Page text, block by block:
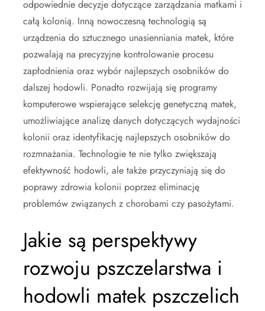
odpowiednie decyzje dotyczące zarządzania matkami i
całą kolonią. Inną nowoczesną technologią są
urządzenia do sztucznego unasienniania matek, które
pozwalają na precyzyjne kontrolowanie procesu
zapłodnienia oraz wybór najlepszych osobników do
dalszej hodowli. Ponadto rozwijają się programy
komputerowe wspierające selekcję genetyczną matek,
umożliwiające analizę danych dotyczących wydajności
kolonii oraz identyfikację najlepszych osobników do
rozmnażania. Technologie te nie tylko zwiększają
efektywność hodowli, ale także przyczyniają się do
poprawy zdrowia kolonii poprzez eliminację
problemów związanych z chorobami czy pasożytami.
Jakie są perspektywy
rozwoju pszczelarstwa i
hodowli matek pszczelich